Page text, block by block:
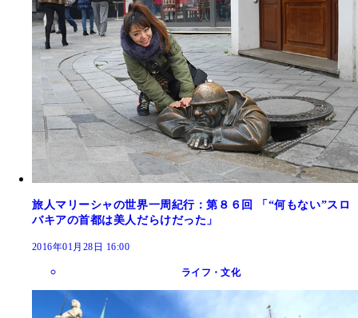
旅人マリーシャの世界一周紀行：第８６回 「“何もない”スロ
バキアの首都は美人だらけだった」
2016年01月28日 16:00
ライフ・文化